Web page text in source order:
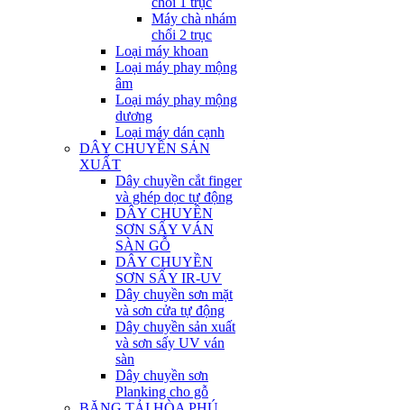
Máy chà nhám
chổi 2 trục
Loại máy khoan
Loại máy phay mộng
âm
Loại máy phay mộng
dương
Loại máy dán cạnh
DÂY CHUYỀN SẢN
XUẤT
Dây chuyền cắt finger
và ghép dọc tự động
DÂY CHUYỀN
SƠN SẤY VÁN
SÀN GỖ
DÂY CHUYỀN
SƠN SẤY IR-UV
Dây chuyền sơn mặt
và sơn cửa tự động
Dây chuyền sản xuất
và sơn sấy UV ván
sàn
Dây chuyền sơn
Planking cho gỗ